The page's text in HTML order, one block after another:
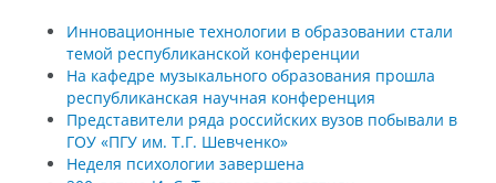
Инновационные технологии в образовании стали
темой республиканской конференции
На кафедре музыкального образования прошла
республиканская научная конференция
Представители ряда российских вузов побывали в
ГОУ «ПГУ им. Т.Г. Шевченко»
Неделя психологии завершена